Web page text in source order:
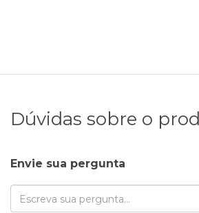
Dúvidas sobre o
Envie sua pergunta